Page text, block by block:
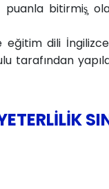
bitirmiş̧
eğitim dili
tarafından